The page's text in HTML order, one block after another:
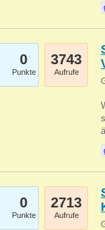
0
Punkte
3743
Aufrufe
0
Punkte
2713
Aufrufe